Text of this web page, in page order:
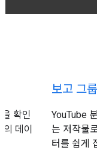
확인
데이
보고 그
YouTube
는 저작물
터를 쉽게